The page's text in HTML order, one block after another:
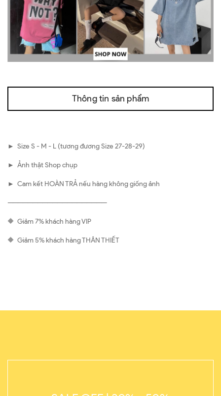
Thông tin sản phẩm
► Size S - M - L (tương đương Size 27-28-29)
► Ảnh thật Shop chụp
► Cam kết HOÀN TRẢ nếu hàng không giống ảnh
————————————————————
🔶 Giảm 7% khách hàng VIP
🔶 Giảm 5% khách hàng THÂN THIẾT